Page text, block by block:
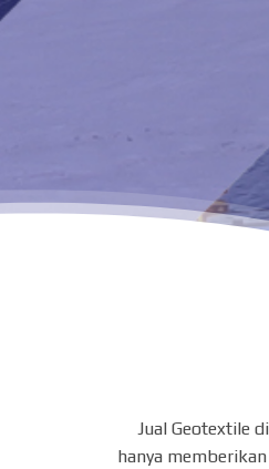
Jual Geotextile
hanya